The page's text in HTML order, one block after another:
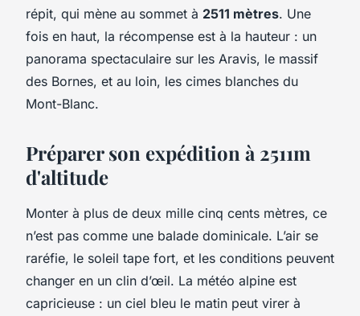
répit, qui mène au sommet à 2511 mètres. Une
fois en haut, la récompense est à la hauteur : un
panorama spectaculaire sur les Aravis, le massif
des Bornes, et au loin, les cimes blanches du
Mont-Blanc.
Préparer son expédition à 2511m
d'altitude
Monter à plus de deux mille cinq cents mètres, ce
n’est pas comme une balade dominicale. L’air se
raréfie, le soleil tape fort, et les conditions peuvent
changer en un clin d’œil. La météo alpine est
capricieuse : un ciel bleu le matin peut virer à